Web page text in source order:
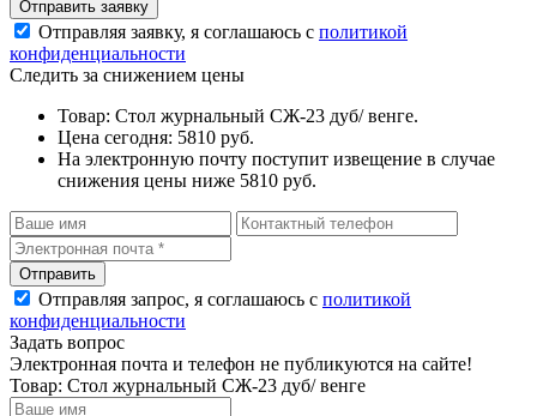
Отправляя заявку, я соглашаюсь с политикой
конфиденциальности
Следить за снижением цены
Товар: Стол журнальный СЖ-23 дуб/ венге.
Цена сегодня: 5810 руб.
На электронную почту поступит извещение в случае
снижения цены ниже 5810 руб.
Отправляя запрос, я соглашаюсь с политикой
конфиденциальности
Задать вопрос
Электронная почта и телефон не публикуются на сайте!
Товар: Стол журнальный СЖ-23 дуб/ венге